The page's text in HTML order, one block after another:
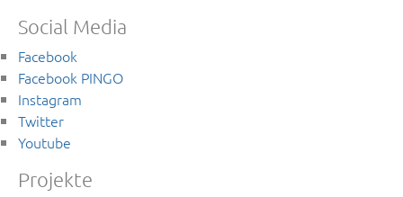
Social Media
Facebook
Facebook PINGO
Instagram
Twitter
Youtube
Projekte